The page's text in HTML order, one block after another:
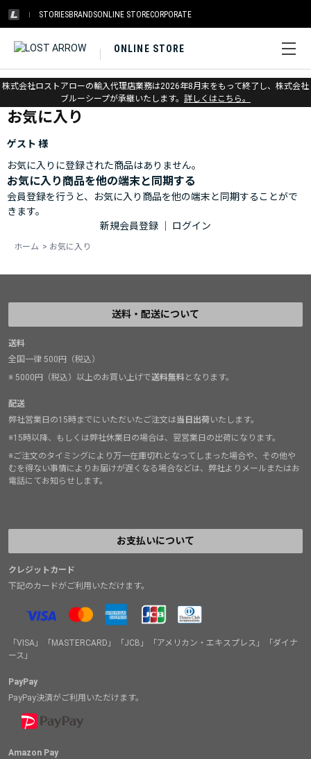
STORIESBRANDSONLINE STORECORPORATE
ONLINE STORE
株式会社ロストアローの輸入代理店業務は2026年8月末をもって終了し、株式会社
ブルーシープが承継いたします。 詳しくはこちら。
ホーム > お気に入り
お気に入り
ゲスト 様
お気に入りに登録された商品はありません。
お気に入り商品を他の端末と同期する
会員登録を行うと、お気に入り商品を他の端末と同期することがで
きます。
新規会員登録
ログイン
ホーム > お気に入り
送料・配送について
送料
全国一律 500円（税込）
※ 5000円（税込）以上のお買い上げで送料無料となります。
配送
弊社営業日の15時までにいただいたご注文は当日出荷いたします。
※15時以降、もしくは弊社休業日の場合は、翌営業日の出荷になります。
※ご注文のタイミングにより万一在庫切れとなってしまった場合や、その他や
むを得ない事情によりお届けが遅くなる場合などは、弊社よりメールまたはお
電話にてお知らせします。
お支払いについて
クレジットカード
下記のカードがご利用いただけます。
「VISA」「MASTERCARD」「JCB」「アメリカン・エキスプレス」「ダイナ
ース」
PayPay
PayPay決済がご利用いただけます。
Amazon Pay